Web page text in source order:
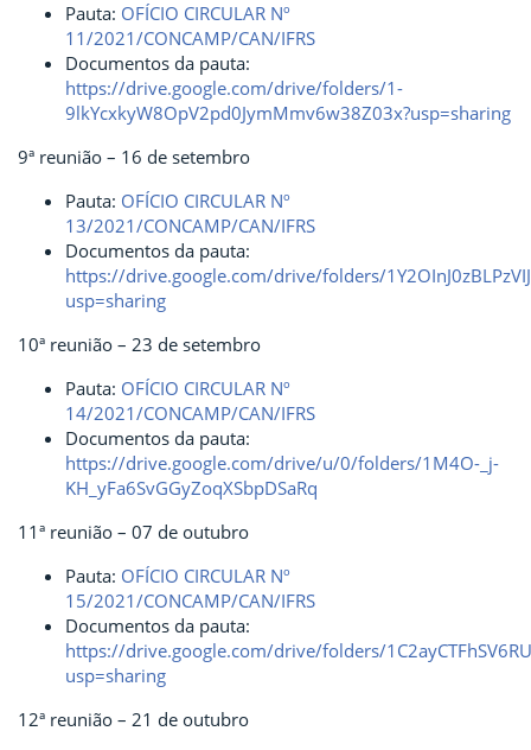
Pauta: OFÍCIO CIRCULAR Nº
11/2021/CONCAMP/CAN/IFRS
Documentos da pauta:
https://drive.google.com/drive/folders/1-
9lkYcxkyW8OpV2pd0JymMmv6w38Z03x?usp=sharing
9ª reunião – 16 de setembro
Pauta: OFÍCIO CIRCULAR Nº
13/2021/CONCAMP/CAN/IFRS
Documentos da pauta:
https://drive.google.com/drive/folders/
usp=sharing
10ª reunião – 23 de setembro
Pauta: OFÍCIO CIRCULAR Nº
14/2021/CONCAMP/CAN/IFRS
Documentos da pauta:
https://drive.google.com/drive/u/0/folders/1M4O-_j-
KH_yFa6SvGGyZoqXSbpDSaRq
11ª reunião – 07 de outubro
Pauta: OFÍCIO CIRCULAR Nº
15/2021/CONCAMP/CAN/IFRS
Documentos da pauta:
https://drive.google.com/drive/folders/
usp=sharing
12ª reunião – 21 de outubro